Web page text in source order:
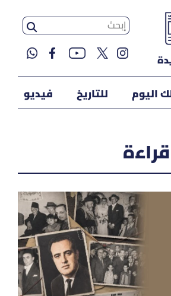
اليوم للتاريخ فيديو
قراءة